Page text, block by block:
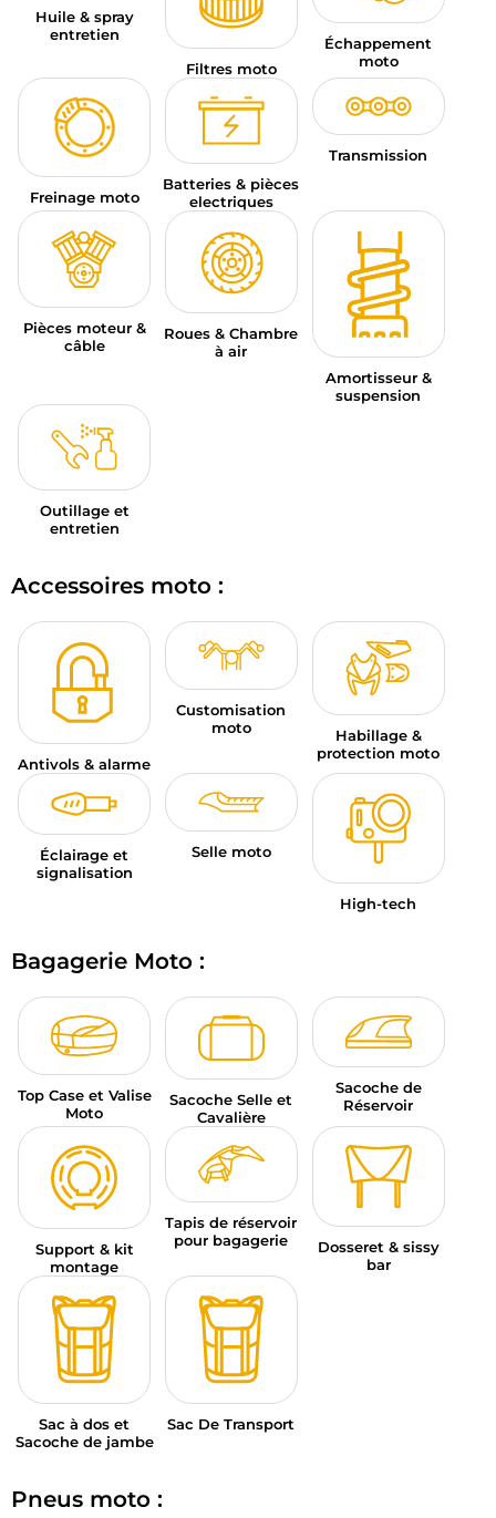
CARTES CADEAUX
FR | EUR € — MODIFIER
MARQUES
CONSEILS
NOUS CONTACTER
Huile & spray
entretien
Filtres moto
Échappement
moto
Freinage moto
Batteries & pièces
electriques
Transmission
Pièces moteur &
câble
Roues & Chambre
à air
Amortisseur &
suspension
Outillage et
entretien
Accessoires moto :
Antivols & alarme
Customisation
moto
Habillage &
protection moto
Éclairage et
signalisation
Selle moto
High-tech
Bagagerie Moto :
Top Case et Valise
Moto
Sacoche Selle et
Cavalière
Sacoche de
Réservoir
Support & kit
montage
Tapis de réservoir
pour bagagerie
Dosseret & sissy
bar
Sac à dos et
Sacoche de jambe
Sac De Transport
Pneus moto :